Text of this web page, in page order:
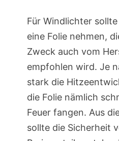
Für Windlichter
eine Folie nehmen,
Zweck auch vom
empfohlen wird. Je
stark die
die Folie nämlich
Feuer fangen. Aus
sollte die Sicherheit